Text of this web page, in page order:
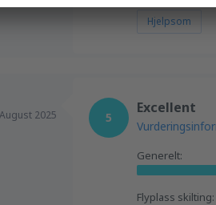
Hjelpsom
August 2025 5
Excellent
Generelt:
Flyplass skilting: